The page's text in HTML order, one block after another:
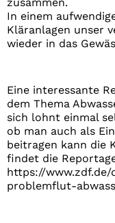
In einem
Kläranlagen unser
wieder in das
Eine interessante
dem Thema
sich lohnt einmal
ob man auch als
beitragen kann die
findet die
https://
problemflut-